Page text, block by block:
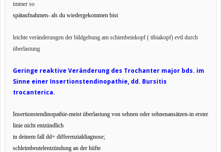
immer so
spätaufnahmen- als du wiedergekommen bist
leichte veränderungen der bildgebung am schienbeinkopf ( tibiakopf) evtl durch
überlastung
Geringe reaktive Veränderung des Trochanter major bds. im
Sinne einer Insertionstendinopathie, dd. Bursitis
trocanterica.
Insertionstendinopathie-meist überlastung von sehnen oder sehnenansätzen-in erster
linie nicht entzündlich
in deinem fall dd= differenzialdiagnose;
schleimbeutelentzündung an der hüfte